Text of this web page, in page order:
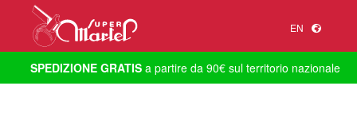
EN
SPEDIZIONE GRATISa partire da 90€ sul territorio nazionale